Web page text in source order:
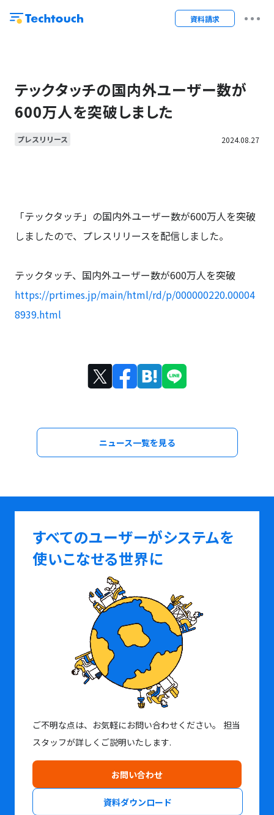
資料請求
テックタッチの国内外ユーザー数が
600万人を突破しました
プレスリリース 2024.08.27
「テックタッチ」の国内外ユーザー数が600万人を突破
しましたので、プレスリリースを配信しました。
テックタッチ、国内外ユーザー数が600万人を突破
https://prtimes.jp/main/html/rd/p/000000220.00004
8939.html
ニュース一覧を見る
すべてのユーザーがシステムを
使いこなせる世界に
ご不明な点は、お気軽にお問い合わせください。
担当
スタッフが詳しくご説明いたします.
お問い合わせ
資料ダウンロード